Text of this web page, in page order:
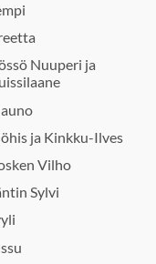
Nuuperi ja
ja Kinkku-Ilves
Vilho
Sylvi